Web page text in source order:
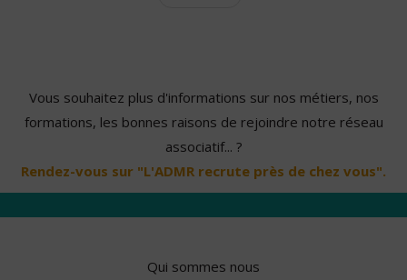
Vous souhaitez plus d'informations sur nos métiers, nos
formations, les bonnes raisons de rejoindre notre réseau
associatif... ?
Rendez-vous sur "L'ADMR recrute près de chez vous".
Qui sommes nous